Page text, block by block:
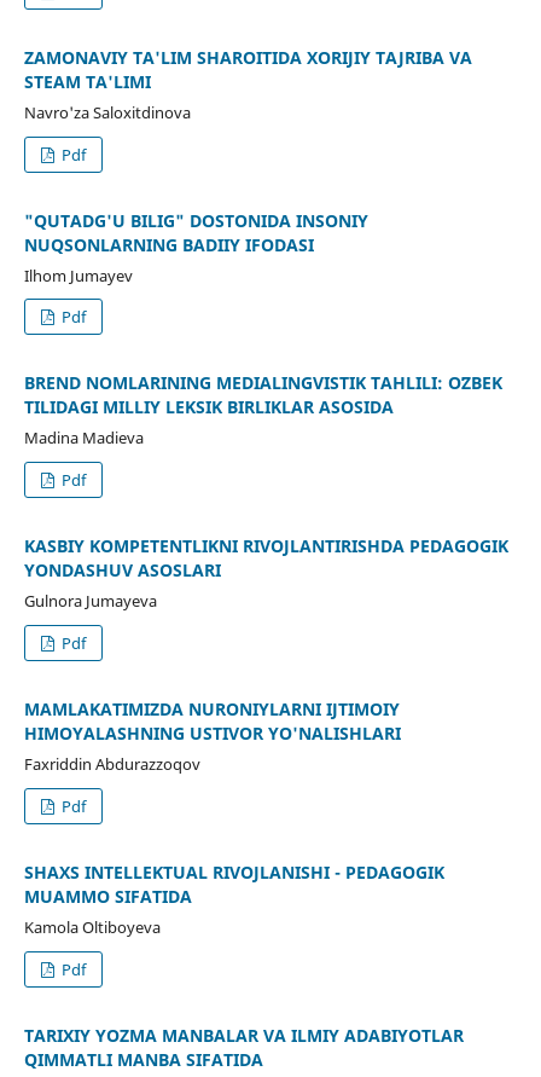
ZAMONAVIY TA'LIM SHAROITIDA XORIJIY TAJRIBA VA
STEAM TA'LIMI
Navro'za Saloxitdinova
Pdf
"QUTADG'U BILIG" DOSTONIDA INSONIY
NUQSONLARNING BADIIY IFODASI
Ilhom Jumayev
Pdf
BREND NOMLARINING MEDIALINGVISTIK TAHLILI: OʻZBEK
TILIDAGI MILLIY LEKSIK BIRLIKLAR ASOSIDA
Madina Madieva
Pdf
KASBIY KOMPETENTLIKNI RIVOJLANTIRISHDA PEDAGOGIK
YONDASHUV ASOSLARI
Gulnora Jumayeva
Pdf
MAMLAKATIMIZDA NURONIYLARNI IJTIMOIY
HIMOYALASHNING USTIVOR YO'NALISHLARI
Faxriddin Abdurazzoqov
Pdf
SHAXS INTELLEKTUAL RIVOJLANISHI - PEDAGOGIK
MUAMMO SIFATIDA
Kamola Oltiboyeva
Pdf
TARIXIY YOZMA MANBALAR VA ILMIY ADABIYOTLAR
QIMMATLI MANBA SIFATIDA